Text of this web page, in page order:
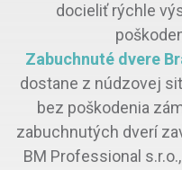
docieliť rýchle
Zabuchnuté dvere
dostane z núdzovej
bez poškodenia
zabuchnutých dverí
BM Professional